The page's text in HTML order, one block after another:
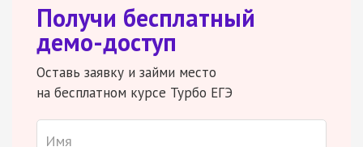
Получи бесплатный
демо-доступ
Оставь заявку и займи место
на бесплатном курсе Турбо ЕГЭ